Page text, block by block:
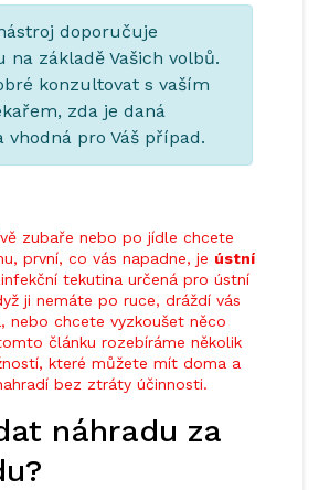
doporučuje
na základě Vašich volbů.
konzultovat s vaším
zda je daná
vhodná pro Váš případ.
zubaře nebo po jídle chcete
první, co vás napadne, je ústní
tekutina určená pro ústní
ji nemáte po ruce, dráždí vás
nebo chcete vyzkoušet něco
článku rozebíráme několik
které můžete mít doma a
bez ztráty účinnosti.
náhradu za